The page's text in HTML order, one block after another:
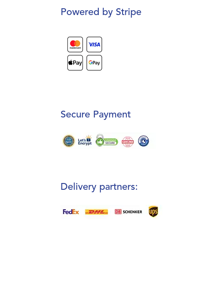
Powered by Stripe
Delivery partners:
Secure Payment